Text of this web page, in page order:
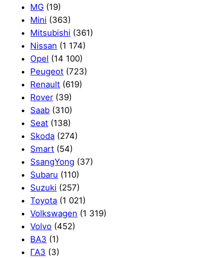
MG (19)
Mini (363)
Mitsubishi (361)
Nissan (1 174)
Opel (14 100)
Peugeot (723)
Renault (619)
Rover (39)
Saab (310)
Seat (138)
Skoda (274)
Smart (54)
SsangYong (37)
Subaru (110)
Suzuki (257)
Toyota (1 021)
Volkswagen (1 319)
Volvo (452)
ВАЗ (1)
ГАЗ (3)